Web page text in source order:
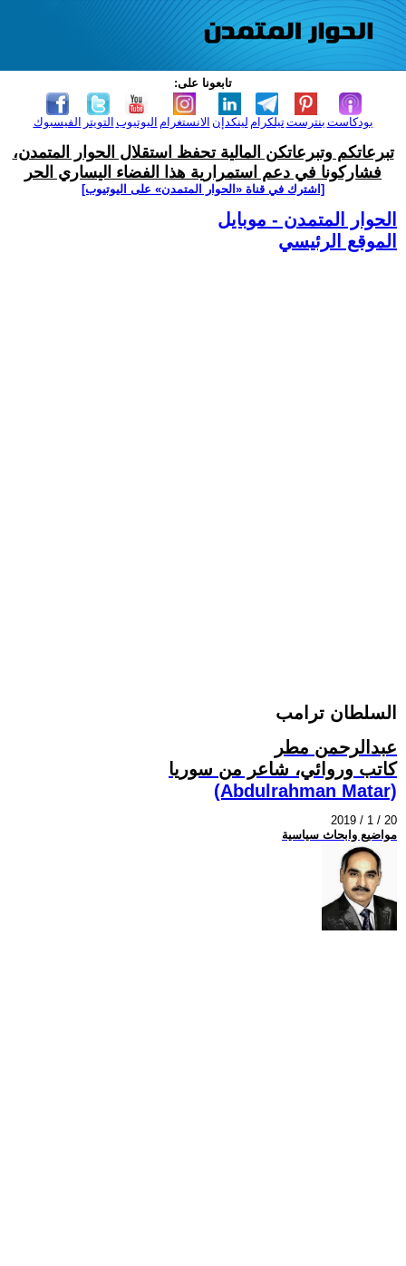
تابعونا على:
الفيسبوك التويتر اليوتيوب الانستغرام لينكدإن تيلكرامبنترست بودكاست
تبرعاتكم وتبرعاتكن المالية تحفظ استقلال الحوار المتمدن،
فشاركونا في دعم استمرارية هذا الفضاء اليساري الحر
[اشترك في قناة ‫«الحوار المتمدن» على اليوتيوب]
الحوار المتمدن - موبايل
الموقع الرئيسي
السلطان ترامب
عبدالرحمن مطر
كاتب وروائي، شاعر من سوريا
(Abdulrahman Matar)
2019 / 1 / 20
مواضيع وابحاث سياسية